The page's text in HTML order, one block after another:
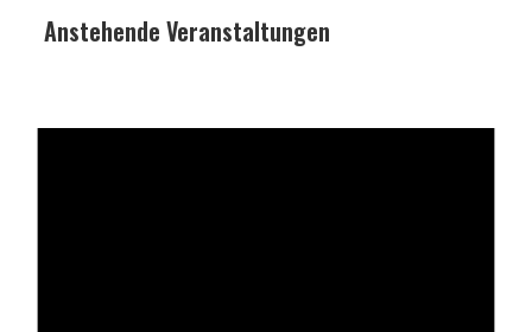
Anstehende Veranstaltungen